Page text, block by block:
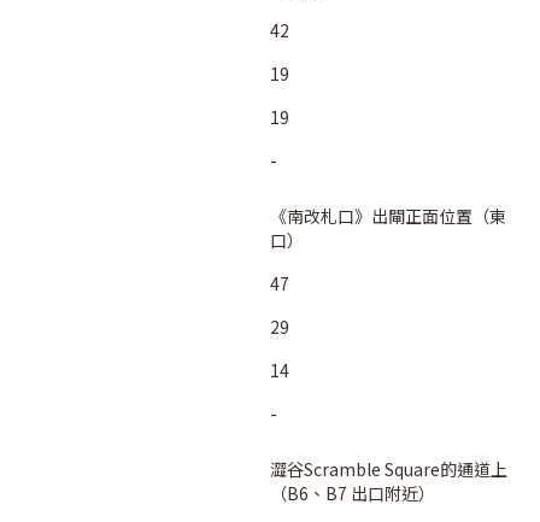
42
19
19
-
《南改札口》出閘正面位置（東
口）
47
29
14
-
澀谷Scramble Square的通道上
（B6、B7 出口附近）